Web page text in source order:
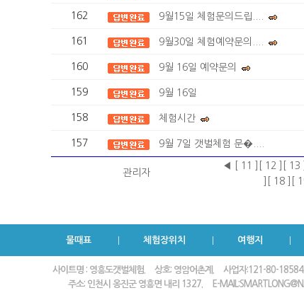
162 9월15일 체험문의드립....
161 9월30일 체험예약문의....
160 9월 16일 예약문의
159 9월 16일
158 체험시간
157 9월 7일 갯벌체험 문�....
관리자
◀ [ 11 ] [ 12 ] [ 13 ]
[ 18 ] [
물때표 체험장위치 여행지
사이트명 : 영흥도갯벌체험. 상호: 영암어촌계. 사업자:121-80-18584.
주소: 인천시 옹진군 영흥면 내리 1327.
E-MAIL: